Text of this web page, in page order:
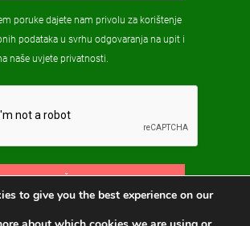
poruke dajete nam privolu za korištenje
podataka u svrhu odgovaranja na upit i
naše uvjete privatnosti
POŠALJI
to give you the best experience on our